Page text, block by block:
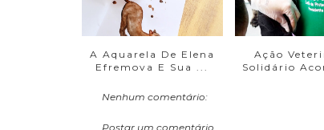
A Aquarela De Elena
Efremova E Sua ...
Ação
Solidário
Nenhum comentário:
Postar um comentário